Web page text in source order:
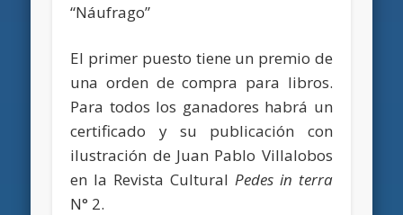
“Náufrago”
El primer puesto tiene un premio de
una orden de compra para libros.
Para todos los ganadores habrá un
certificado y su publicación con
ilustración de Juan Pablo Villalobos
en la Revista Cultural Pedes in terra
N° 2.